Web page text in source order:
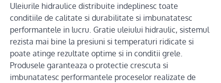
Uleiurile hidraulice distribuite indeplinesc toate
conditiile de calitate si durabilitate si imbunatatesc
performantele in lucru. Gratie uleiului hidraulic, sistemul
rezista mai bine la presiuni si temperaturi ridicate si
poate atinge rezultate optime si in conditii grele.
Produsele garanteaza o protectie crescuta si
imbunatatesc performantele proceselor realizate de